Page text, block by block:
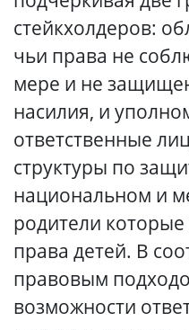
стейкхолдеров:
чьи права не
мере и не
насилия, и
ответственные
структуры по
национальном и
родители
права детей. В
правовым
возможности